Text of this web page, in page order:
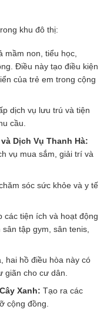
khu đô thị:
mầm non, tiểu học,
Điều này tạo điều kiện
của trẻ em trong cộng
dịch vụ lưu trú và tiện
cầu.
Dịch Vụ Thanh Hà:
vụ mua sắm, giải trí và
sóc sức khỏe và y tế
các tiện ích và hoạt động
tập gym, sân tenis,
hai hồ điều hòa này có
giãn cho cư dân.
Xanh: Tạo ra các
cộng đồng.